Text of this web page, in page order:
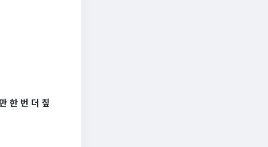
한 번 더 짚